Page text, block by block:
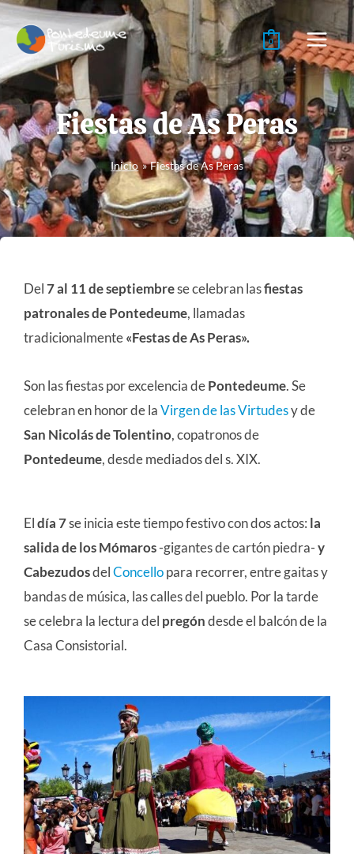
Ir
contenido
0
Fiestas de As Peras
Inicio Fiestas de As Peras
Del7 al 11 de septiembrese celebran lasfiestas
patronales de Pontedeume, llamadas
tradicionalmente«Festas de As Peras».
Son las fiestas por excelencia dePontedeume. Se
celebran en honor de laVirgen de las Virtudesy de
San Nicolás de Tolentino, copatronos de
Pontedeume, desde mediados del s. XIX.
Eldía 7se inicia este tiempo festivo con dos actos: la
salida de los Mómaros-gigantes de cartón piedra-y
CabezudosdelConcellopara recorrer, entre gaitas y
bandas de música, las calles del pueblo. Por la tarde
se celebra la lectura del pregóndesde el balcón de la
Casa Consistorial.